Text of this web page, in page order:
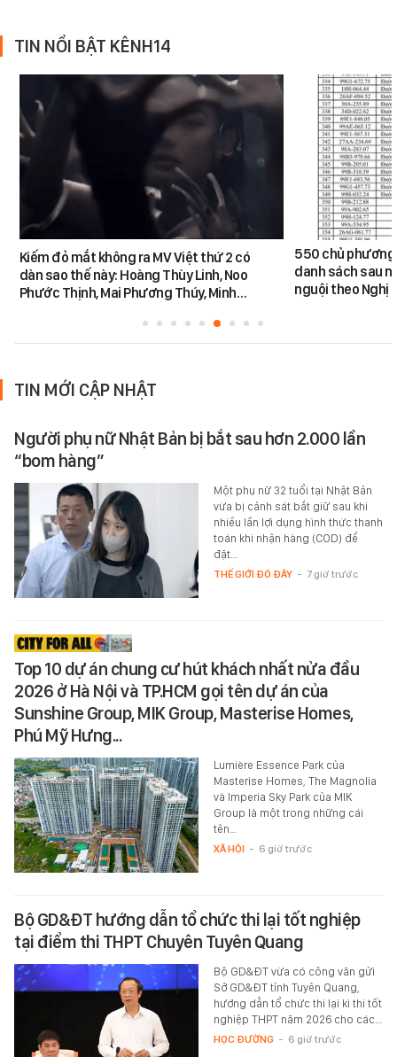
TIN NỔI BẬT KÊNH14
Kiếm đỏ mắt không ra MV Việt thứ 2 có
dàn sao thế này: Hoàng Thùy Linh, Noo
Phước Thịnh, Mai Phương Thúy, Minh…
550 chủ
danh sách sau
nguội theo Nghị
TIN MỚI CẬP NHẬT
Người phụ nữ Nhật Bản bị bắt sau hơn 2.000 lần
“bom hàng”
Một phụ nữ 32 tuổi tại Nhật Bản
vừa bị cảnh sát bắt giữ sau khi
nhiều lần lợi dụng hình thức thanh
toán khi nhận hàng (COD) để
đặt…
THẾ GIỚI ĐÓ ĐÂY - 7 giờ trước
Top 10 dự án chung cư hút khách nhất nửa đầu
2026 ở Hà Nội và TP.HCM gọi tên dự án của
Sunshine Group, MIK Group, Masterise Homes,
Phú Mỹ Hưng...
Lumière Essence Park của
Masterise Homes, The Magnolia
và Imperia Sky Park của MIK
Group là một trong những cái
tên…
XÃ HỘI - 6 giờ trước
Bộ GD&ĐT hướng dẫn tổ chức thi lại tốt nghiệp
tại điểm thi THPT Chuyên Tuyên Quang
Bộ GD&ĐT vừa có công văn gửi
Sở GD&ĐT tỉnh Tuyên Quang,
hướng dẫn tổ chức thi lại kì thi tốt
nghiệp THPT năm 2026 cho các…
HỌC ĐƯỜNG - 6 giờ trước